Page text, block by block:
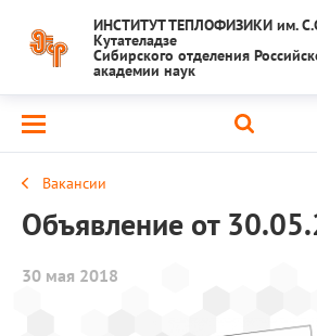
ИНСТИТУТ ТЕПЛОФИЗИКИ им.
Кутателадзе
Сибирского отделения
академии наук
Вакансии
Объявление от
30 мая 2018